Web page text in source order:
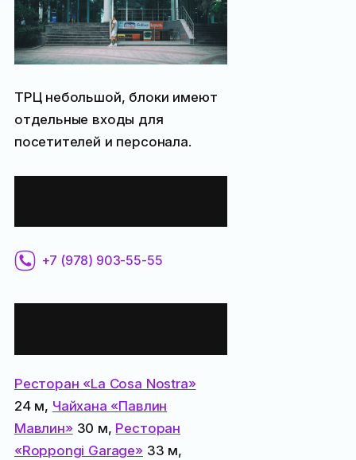
ТРЦ небольшой, блоки имеют
отдельные входы для
посетителей и персонала.
+7 (978) 903-55-55
Ресторан «La Cosa Nostra»
24 м, Чайхана «Павлин
Мавлин»30 м, Ресторан
«Roppongi Garage»33 м,